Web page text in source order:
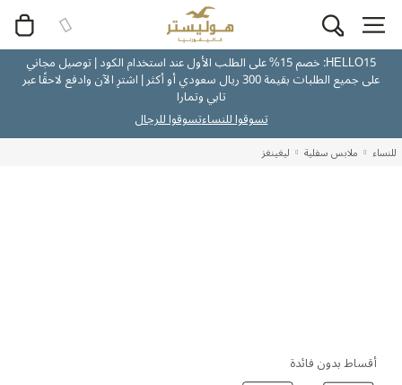
HELLO15: خصم 15% على الطلب الأول عند استخدام الكود | توصيل مجاني
على جميع الطلبات بقيمة 300 ريال سعودي أو أكثر | اشترِ الآن وادفع لاحقًا عبر
تابي وتمارا
تسوقوا للنساءتسوقوا للرجال
للنساء ملابس سفلية ليغينغز
أقساط بدون فائدة